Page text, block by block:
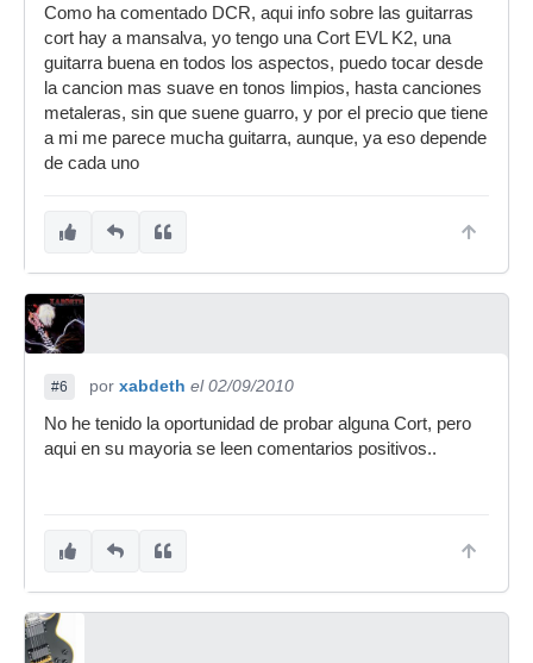
Como ha comentado DCR, aqui info sobre las guitarras
cort hay a mansalva, yo tengo una Cort EVL K2, una
guitarra buena en todos los aspectos, puedo tocar desde
la cancion mas suave en tonos limpios, hasta canciones
metaleras, sin que suene guarro, y por el precio que tiene
a mi me parece mucha guitarra, aunque, ya eso depende
de cada uno
#6 por xabdeth el 02/09/2010
No he tenido la oportunidad de probar alguna Cort, pero
aqui en su mayoria se leen comentarios positivos..